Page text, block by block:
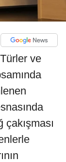
ve
çakışması